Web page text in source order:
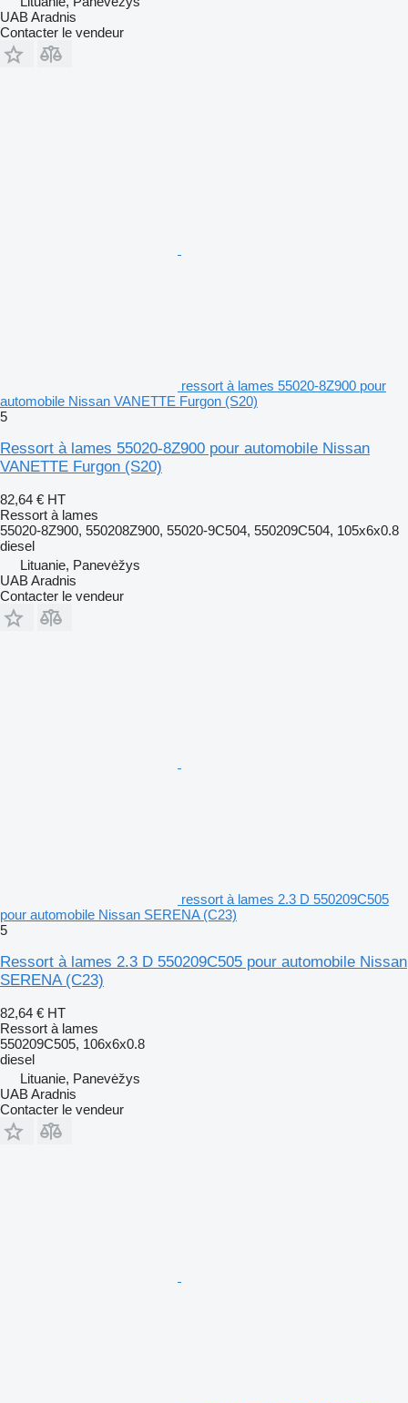
UAB Aradnis
Contacter le vendeur
ressort à lames 55020-8Z900 pour
automobile Nissan VANETTE Furgon (S20)
5
Ressort à lames 55020-8Z900 pour automobile Nissan
VANETTE Furgon (S20)
82,64 € HT
Ressort à lames
55020-8Z900, 550208Z900, 55020-9C504, 550209C504, 105x6x0.8
diesel
Lituanie, Panevėžys
UAB Aradnis
Contacter le vendeur
ressort à lames 2.3 D 550209C505
pour automobile Nissan SERENA (C23)
5
Ressort à lames 2.3 D 550209C505 pour automobile Nissan
SERENA (C23)
82,64 € HT
Ressort à lames
550209C505, 106x6x0.8
diesel
Lituanie, Panevėžys
UAB Aradnis
Contacter le vendeur